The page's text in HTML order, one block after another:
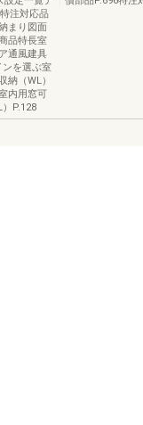
注対応品
まり図面
品特長室
通風建具
ンを選ぶ室
納（WL）
内用窓可
P.128